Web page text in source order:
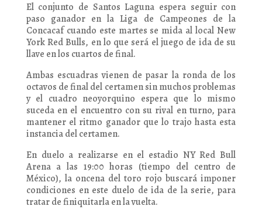
El conjunto de Santos Laguna espera seguir con
paso ganador en la Liga de Campeones de la
Concacaf cuando este martes se mida al local New
York Red Bulls, en lo que será el juego de ida de su
llave en los cuartos de final.
Ambas escuadras vienen de pasar la ronda de los
octavos de final del certamen sin muchos problemas
y el cuadro neoyorquino espera que lo mismo
suceda en el encuentro con su rival en turno, para
mantener el ritmo ganador que lo trajo hasta esta
instancia del certamen.
En duelo a realizarse en el estadio NY Red Bull
Arena a las 19:00 horas (tiempo del centro de
México), la oncena del toro rojo buscará imponer
condiciones en este duelo de ida de la serie, para
tratar de finiquitarla en la vuelta.